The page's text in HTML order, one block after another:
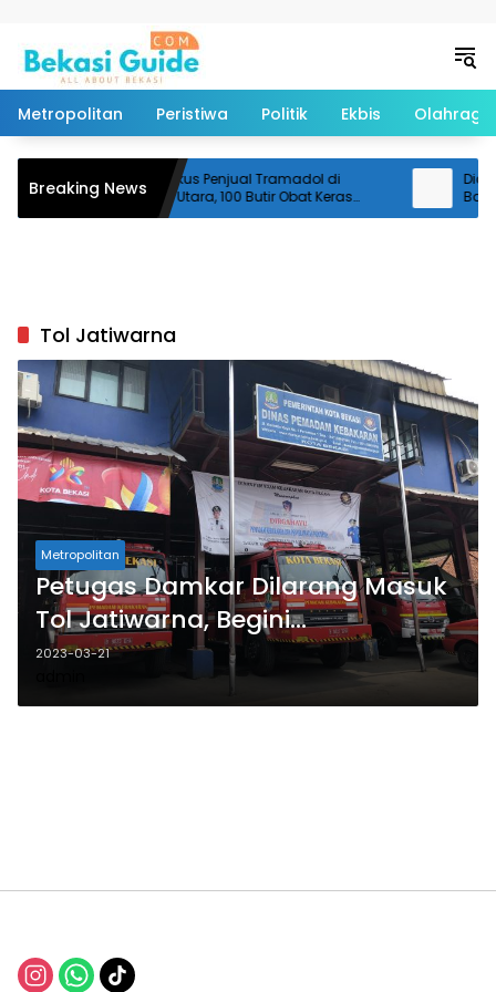
Metropolitan Peristiwa Politik Ekbis Olahraga
Breaking NewsPolisi Ringkus Penjual Tramadol di
Cikarang Utara, 100 Butir Obat Keras
Disita
Tol Jatiwarna
Metropolitan
Petugas Damkar Dilarang Masuk
Tol Jatiwarna, Begini
Kronologinya
2023-03-21